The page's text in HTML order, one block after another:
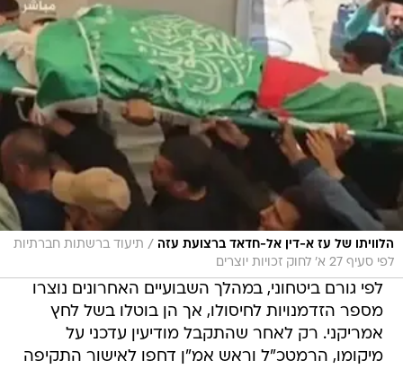
הלוויתו של עז א-דין אל-חדאד ברצועת עזה / תיעוד ברשתות חברתיות
לפי סעיף 27 א' לחוק זכויות יוצרים
לפי גורם ביטחוני, במהלך השבועיים האחרונים נוצרו
מספר הזדמנויות לחיסולו, אך הן בוטלו בשל לחץ
אמריקני. רק לאחר שהתקבל מודיעין עדכני על
מיקומו, הרמטכ"ל וראש אמ"ן דחפו לאישור התקיפה